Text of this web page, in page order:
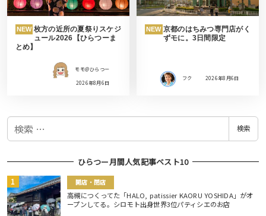
NEW 枚方の近所の夏祭りスケジ
ュール2026【ひらつーま
とめ】
モモ＠ひらつー
2026年8月6日
NEW 京都のはちみつ専門店がく
ずモに。3日間限定
フク 2026年8月6日
検
検索
ひらつー月間人気記事ベスト10
開店・閉店
高槻につくってた「HALO, patissier KAORU YOSHIDA」がオ
ープンしてる。シロモト出身世界3位パティシエのお店